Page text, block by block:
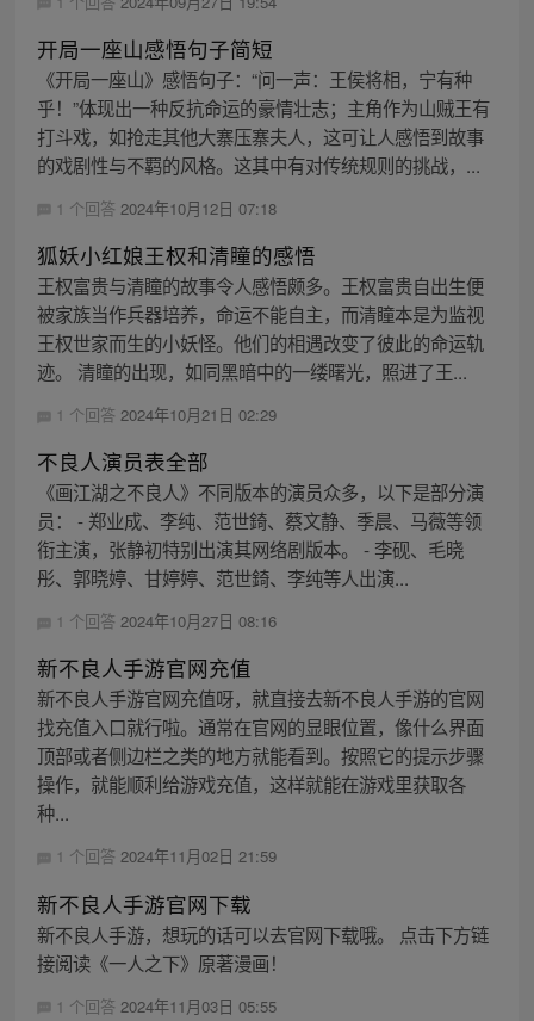
开局一座山感悟句子简短
《开局一座山》感悟句子：“问一声：王侯将相，宁有种
乎！”体现出一种反抗命运的豪情壮志；主角作为山贼王有
打斗戏，如抢走其他大寨压寨夫人，这可让人感悟到故事
的戏剧性与不羁的风格。这其中有对传统规则的挑战，...
1 个回答 2024年10月12日 07:18
狐妖小红娘王权和清瞳的感悟
王权富贵与清瞳的故事令人感悟颇多。王权富贵自出生便
被家族当作兵器培养，命运不能自主，而清瞳本是为监视
王权世家而生的小妖怪。他们的相遇改变了彼此的命运轨
迹。 清瞳的出现，如同黑暗中的一缕曙光，照进了王...
1 个回答 2024年10月21日 02:29
不良人演员表全部
《画江湖之不良人》不同版本的演员众多，以下是部分演
员： - 郑业成、李纯、范世錡、蔡文静、季晨、马薇等领
衔主演，张静初特别出演其网络剧版本。 - 李砚、毛晓
彤、郭晓婷、甘婷婷、范世錡、李纯等人出演...
1 个回答 2024年10月27日 08:16
新不良人手游官网充值
新不良人手游官网充值呀，就直接去新不良人手游的官网
找充值入口就行啦。通常在官网的显眼位置，像什么界面
顶部或者侧边栏之类的地方就能看到。按照它的提示步骤
操作，就能顺利给游戏充值，这样就能在游戏里获取各
种...
1 个回答 2024年11月02日 21:59
新不良人手游官网下载
新不良人手游，想玩的话可以去官网下载哦。 点击下方链
接阅读《一人之下》原著漫画！
1 个回答 2024年11月03日 05:55